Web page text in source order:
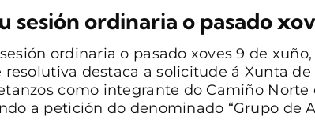
sesión ordinaria o pasado
ordinaria o pasado xoves 9 de
destaca a solicitude á Xunta
como integrante do Camiño Norte
a petición do denominado “Grupo de